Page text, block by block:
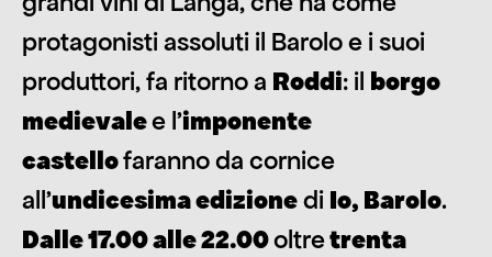
protagonisti assoluti il Barolo e i suoi
produttori, fa ritorno a Roddi: il borgo
medievalee l’imponente
castellofaranno da cornice
all’undicesima edizionedi Io, Barolo.
Dalle 17.00 alle 22.00oltretrenta